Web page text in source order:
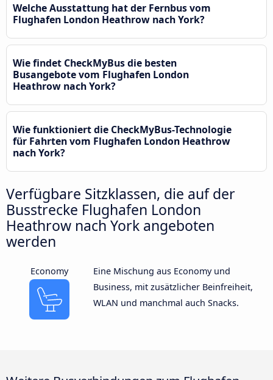
Welche Ausstattung hat der Fernbus vom
Flughafen London Heathrow nach York?
Wie findet CheckMyBus die besten
Busangebote vom Flughafen London
Heathrow nach York?
Wie funktioniert die CheckMyBus-Technologie
für Fahrten vom Flughafen London Heathrow
nach York?
Verfügbare Sitzklassen, die auf der
Busstrecke Flughafen London
Heathrow nach York angeboten
werden
Economy
Eine Mischung aus Economy und
Business, mit zusätzlicher Beinfreiheit,
WLAN und manchmal auch Snacks.